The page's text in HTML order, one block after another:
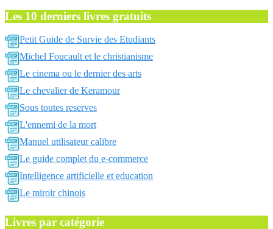
Les 10 derniers livres gratuits
Petit Guide de Survie des Etudiants
Michel Foucault et le christianisme
Le cinema ou le dernier des arts
Le chevalier de Keramour
Sous toutes reserves
L'ennemi de la mort
Manuel utilisateur calibre
Le guide complet du e-commerce
Intelligence artificielle et education
Le miroir chinois
Livres par catégorie